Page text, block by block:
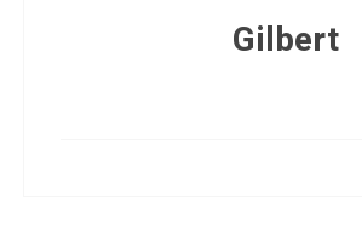
Gilbert